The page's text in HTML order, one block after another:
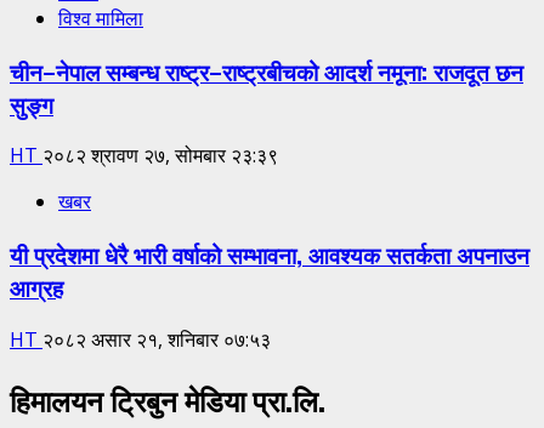
विश्व मामिला
चीन–नेपाल सम्बन्ध राष्ट्र–राष्ट्रबीचको आदर्श नमूना: राजदूत छन
सुङ्ग
HT २०८२ श्रावण २७, सोमबार २३:३९
खबर
यी प्रदेशमा धेरै भारी वर्षाको सम्भावना, आवश्यक सतर्कता अपनाउन
आग्रह
HT २०८२ असार २१, शनिबार ०७:५३
हिमालयन ट्रिबुन मेडिया प्रा.लि.